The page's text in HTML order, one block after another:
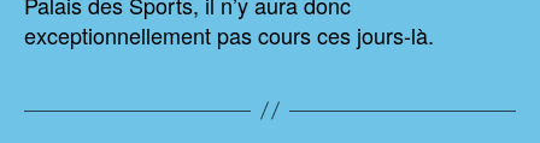
exceptionnellement pas cours ces jours-là.